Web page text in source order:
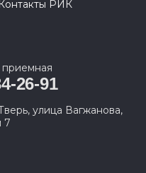
Контакты РИК
26-91
улица Вагжанова,
7